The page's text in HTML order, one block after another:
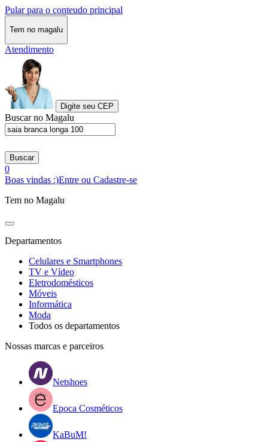
Pular para o conteudo principal
Tem no magalu
Atendimento
Digite seu CEP
Buscar no Magalu
Buscar
0
Boas vindas :)Entre ou Cadastre-se
Tem no Magalu
Departamentos
Celulares e Smartphones
TV e Vídeo
Eletrodomésticos
Móveis
Informática
Moda
Todos os departamentos
Nossas marcas e parceiros
Netshoes
Epoca Cosméticos
KaBuM!